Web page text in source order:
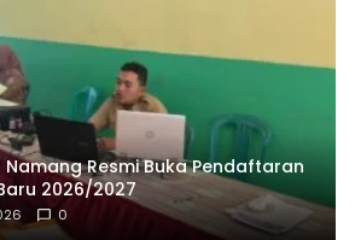
Namang Resmi Buka Pendaftaran
2026/2027
0